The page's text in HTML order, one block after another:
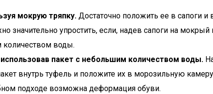
мокрую тряпку. Достаточно положить ее в сапоги и
значительно упростить, если, надев сапоги на
воды.
пакет с небольшим количеством воды.
внутрь туфель и положите их в морозильную
подходе возможна деформация обуви.